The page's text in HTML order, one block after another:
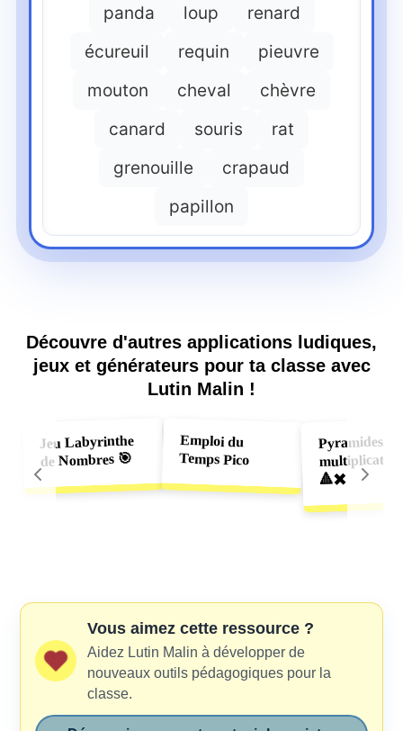
panda
loup
renard
écureuil
requin
pieuvre
mouton
cheval
chèvre
canard
souris
rat
grenouille
crapaud
papillon
Découvre d'autres applications ludiques,
jeux et générateurs pour ta classe avec
Lutin Malin !
Jeu Labyrinthe
de Nombres 🎯
Emploi du
Temps Pico
Pyramides
🔺✖️
Vous aimez cette ressource ?
Aidez Lutin Malin à développer de
nouveaux outils pédagogiques pour la
classe.